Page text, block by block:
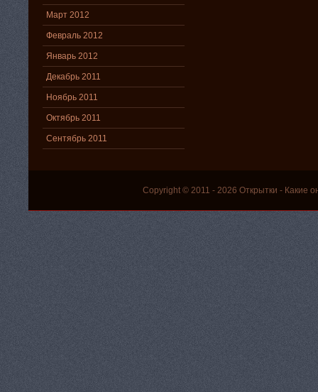
Март 2012
Февраль 2012
Январь 2012
Декабрь 2011
Ноябрь 2011
Октябрь 2011
Сентябрь 2011
Copyright © 2011 - 2026 Открытки - Какие